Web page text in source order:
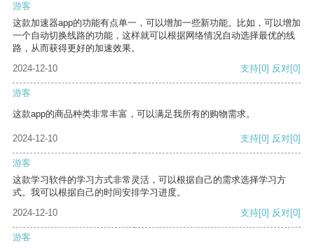
游客
这款加速器app的功能有点单一，可以增加一些新功能。比如，可以增加
一个自动切换线路的功能，这样就可以根据网络情况自动选择最优的线
路，从而获得更好的加速效果。
2024-12-10
支持[0] 反对[0]
游客
这款app的商品种类非常丰富，可以满足我所有的购物需求。
2024-12-10 支持[0] 反对[0]
游客
这款学习软件的学习方式非常灵活，可以根据自己的需求选择学习方
式。我可以根据自己的时间安排学习进度。
2024-12-10
支持[0] 反对[0]
游客